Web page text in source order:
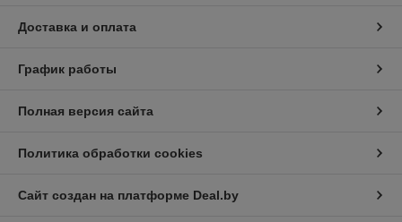
Доставка и оплата
График работы
Полная версия сайта
Политика обработки cookies
Сайт создан на платформе Deal.by